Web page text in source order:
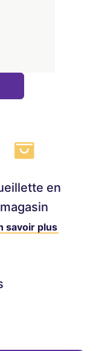
en
magasin
savoir plus